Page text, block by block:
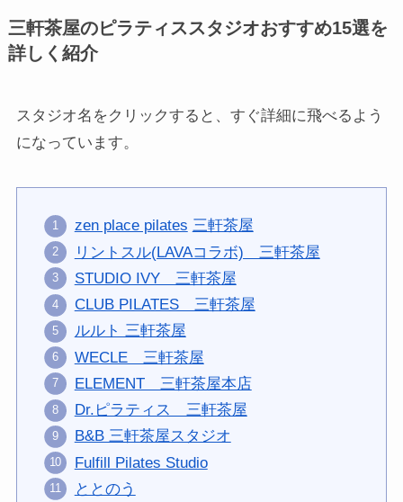
三軒茶屋のピラティススタジオおすすめ15選を
詳しく紹介
スタジオ名をクリックすると、すぐ詳細に飛べるよう
になっています。
zen place pilates 三軒茶屋
リントスル(LAVAコラボ) 三軒茶屋
STUDIO IVY 三軒茶屋
CLUB PILATES 三軒茶屋
ルルト 三軒茶屋
WECLE 三軒茶屋
ELEMENT 三軒茶屋本店
Dr.ピラティス 三軒茶屋
B&B 三軒茶屋スタジオ
Fulfill Pilates Studio
ととのう